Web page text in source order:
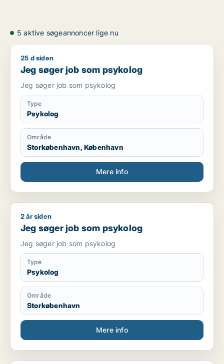
5 aktive søgeannoncer lige nu
Jeg søger job som psykolog
25 d siden
Jeg søger job som psykolog
Jeg søger job som psykolog
Type
Psykolog
Område
Storkøbenhavn, København
Mere info
Jeg søger job som psykolog
2 år siden
Jeg søger job som psykolog
Jeg søger job som psykolog
Type
Psykolog
Område
Storkøbenhavn
Mere info